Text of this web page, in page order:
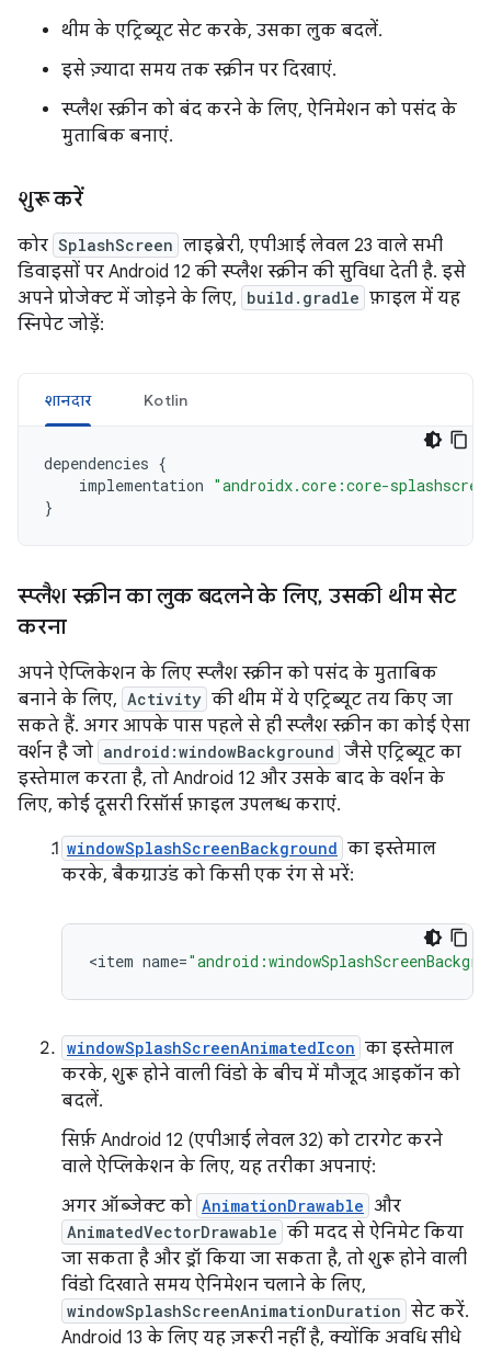
थीम के एट्रिब्यूट सेट करके, उसका लुक बदलें.
इसे ज़्यादा समय तक स्क्रीन पर दिखाएं.
स्प्लैश स्क्रीन को बंद करने के लिए, ऐनिमेशन को पसंद के
मुताबिक बनाएं.
शुरू करें
कोर SplashScreen लाइब्रेरी, एपीआई लेवल 23 वाले सभी
डिवाइसों पर Android 12 की स्प्लैश स्क्रीन की सुविधा देती है. इसे
अपने प्रोजेक्ट में जोड़ने के लिए, build.gradle फ़ाइल में यह
स्निपेट जोड़ें:
शानदार Kotlin
dependencies {
implementation "androidx.core:core-
}
स्प्लैश स्क्रीन का लुक बदलने के लिए, उसकी थीम सेट
करना
अपने ऐप्लिकेशन के लिए स्प्लैश स्क्रीन को पसंद के मुताबिक
बनाने के लिए, Activity की थीम में ये एट्रिब्यूट तय किए जा
सकते हैं. अगर आपके पास पहले से ही स्प्लैश स्क्रीन का कोई ऐसा
वर्शन है जो android:windowBackground जैसे एट्रिब्यूट का
इस्तेमाल करता है, तो Android 12 और उसके बाद के वर्शन के
लिए, कोई दूसरी रिसॉर्स फ़ाइल उपलब्ध कराएं.
windowSplashScreenBackground का इस्तेमाल
करके, बैकग्राउंड को किसी एक रंग से भरें:
<item name=
windowSplashScreenAnimatedIcon का इस्तेमाल
करके, शुरू होने वाली विंडो के बीच में मौजूद आइकॉन को
बदलें.
सिर्फ़ Android 12 (एपीआई लेवल 32) को टारगेट करने
वाले ऐप्लिकेशन के लिए, यह तरीका अपनाएं:
अगर ऑब्जेक्ट को AnimationDrawable और
AnimatedVectorDrawable की मदद से ऐनिमेट किया
जा सकता है और ड्रॉ किया जा सकता है, तो शुरू होने वाली
विंडो दिखाते समय ऐनिमेशन चलाने के लिए,
windowSplashScreenAnimationDuration सेट करें.
Android 13 के लिए यह ज़रूरी नहीं है, क्योंकि अवधि सीधे